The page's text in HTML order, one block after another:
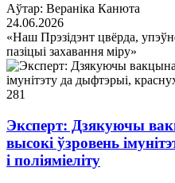
Аўтар: Вераніка Канюта
24.06.2026
«Наш Прэзідэнт цвёрда,
пазіцыі захавання міру»
281
Эксперт: Дзякуючы
высокі ўзровень
і поліяміеліту